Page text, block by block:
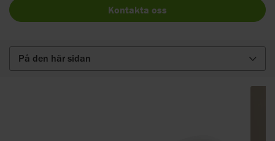
Kontakta oss
På den här sidan